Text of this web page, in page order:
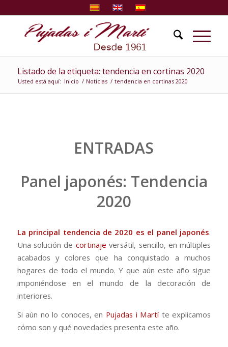
Listado de la etiqueta: tendencia en cortinas 2020
Usted está aquí: Inicio / Noticias / tendencia en cortinas 2020
ENTRADAS
Panel japonés: Tendencia
2020
La principal tendencia de 2020 es el panel japonés.
Una solución de cortinaje versátil, sencillo, en múltiples
acabados y colores que ha conquistado a muchos
hogares de todo el mundo. Y que aún este año sigue
imponiéndose en el mundo de la decoración de
interiores.
Si aún no lo conoces, en Pujadas i Martíte explicamos
cómo son y qué novedades presenta este año.